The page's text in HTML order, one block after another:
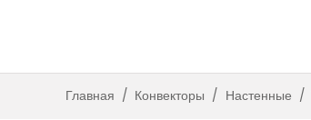
Главная / Конвекторы / Настенные /